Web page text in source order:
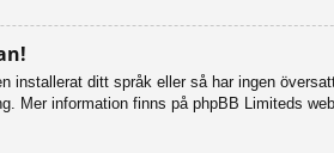
installerat ditt språk eller så har ingen
Mer information finns på phpBB Limiteds